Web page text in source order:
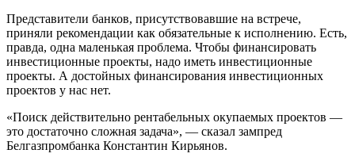
Представители банков, присутствовавшие на встрече,
приняли рекомендации как обязательные к исполнению. Есть,
правда, одна маленькая проблема. Чтобы финансировать
инвестиционные проекты, надо иметь инвестиционные
проекты. А достойных финансирования инвестиционных
проектов у нас нет.
«Поиск действительно рентабельных окупаемых проектов —
это достаточно сложная задача», — сказал зампред
Белгазпромбанка Константин Кирьянов.